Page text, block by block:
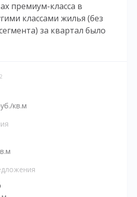
премиум-класса в
классами жилья (без
за квартал было
2
кв.м